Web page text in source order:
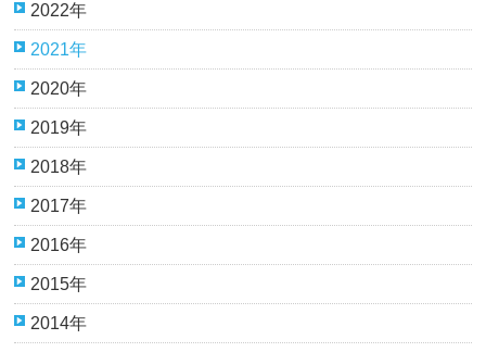
2022年
2021年
2020年
2019年
2018年
2017年
2016年
2015年
2014年